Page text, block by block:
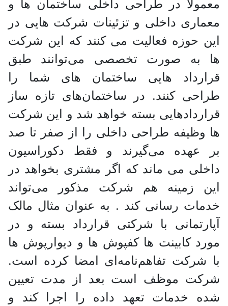
معمولا در طراحی داخلی ساختمان ها و
معماری داخلی و تزئینات شرکت هایی در
این حوزه فعالیت می کنند که این شرکت
ها به صورت تخصصی می‌توانند طبق
قرارداد هایی ساختمان های شما را
طراحی کنند. در ساختمان‌های تازه ساز
قرارداد‌هایی بسته خواهد شد و این شرکت
ها وظیفه طراحی داخلی را از صفر تا صد
بر عهده می‌گیرند و فقط دکوراسیون
داخلی می ماند که اگر مشتری بخواهد در
این زمینه هم شرکت مذکور می‌تواند
خدمات رسانی کند . به عنوان مثال مالک
آپارتمانی با شرکتی قرارداد بسته و در
مورد کابینت ها کفپوش ها و دیوارپوش ها
با شرکت تفاهم‌نامه‌ای امضا کرده است.
شرکت موظف است بعد از مدت تعیین
شده خدمات تعهد داده را اجرا کند و